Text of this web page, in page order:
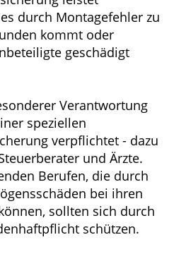
durch Montagefehler zu
kommt oder
geschädigt
Verantwortung
speziellen
verpflichtet - dazu
und Ärzte.
Berufen, die durch
bei ihren
sollten sich durch
schützen.